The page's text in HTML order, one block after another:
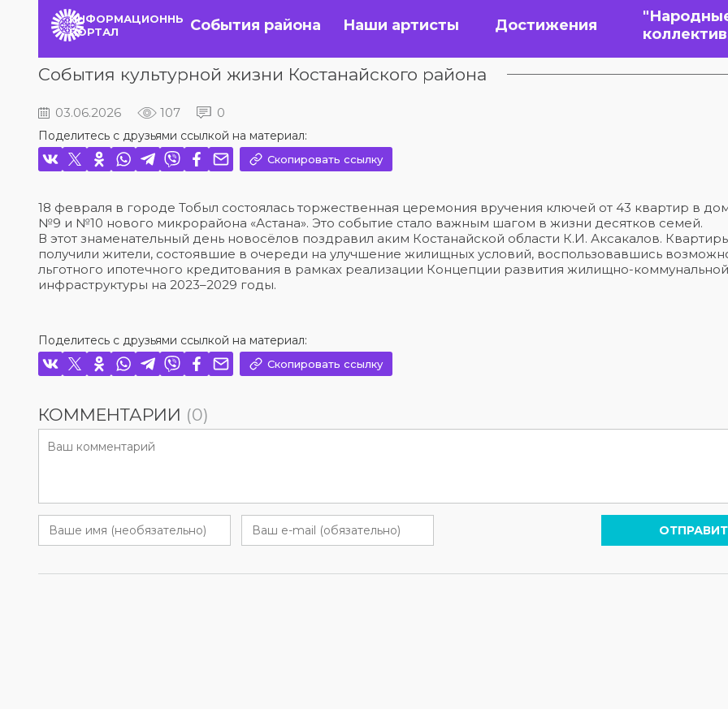
ИНФОРМАЦИОННЫЙ
ПОРТАЛ
События района Наши артисты Достижения
События культурной жизни Костанайского района
03.06.2026 107 0
Поделитесь с друзьями ссылкой на материал:
Скопировать ссылку
18 февраля в городе Тобыл состоялась торжественная церемония вручения ключей от 43 квартир в
№9 и №10 нового микрорайона «Астана». Это событие стало важным шагом в жизни десятков семей.
В этот знаменательный день новосёлов поздравил аким Костанайской области К.И. Аксакалов.
получили жители, состоявшие в очереди на улучшение жилищных условий, воспользовавшись
льготного ипотечного кредитования в рамках реализации Концепции развития жилищно-коммунальной
инфраструктуры на 2023–2029 годы.
Поделитесь с друзьями ссылкой на материал:
Скопировать ссылку
КОММЕНТАРИИ (0)